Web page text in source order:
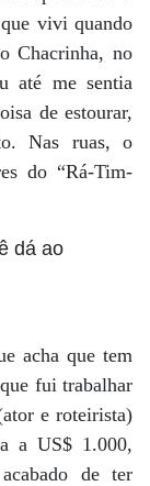
vivi quando
Chacrinha, no
até me sentia
de estourar,
Nas ruas, o
do “Rá-Tim-
dá ao
acha que tem
fui trabalhar
e roteirista)
a US$ 1.000,
de ter